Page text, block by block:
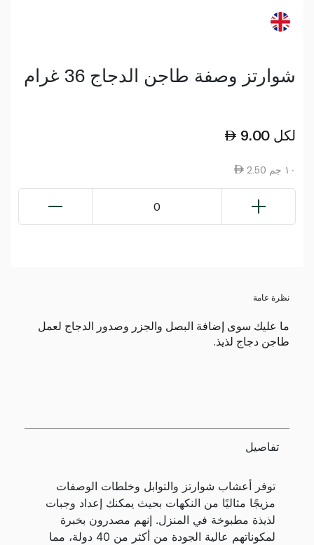
شوارتز وصفة طاجن الدجاج 36 غرام
9.00 لكل
2.50 ١٠ جم
0
نظرة عامة
ما عليك سوى إضافة البصل والجزر وصدور الدجاج لعمل
طاجن دجاج لذيذ.
تفاصيل
توفر أعشاب شوارتز والتوابل وخلطات الوصفات
مزيجًا مثاليًا من النكهات بحيث يمكنك إعداد وجبات
لذيذة مطبوخة في المنزل. إنهم مصدرون بخبرة
لمكوناتهم عالية الجودة من أكثر من 40 دولة، مما